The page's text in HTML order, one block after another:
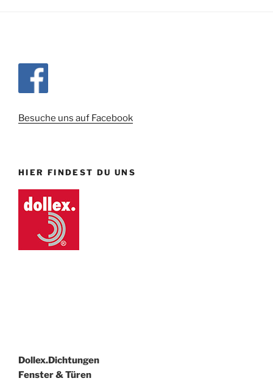
Besuche uns auf Facebook
HIER FINDEST DU UNS
Dollex.Dichtungen
Fenster & Türen